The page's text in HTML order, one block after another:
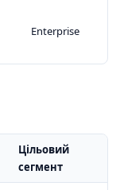
Enterprise
Цільовий
сегмент